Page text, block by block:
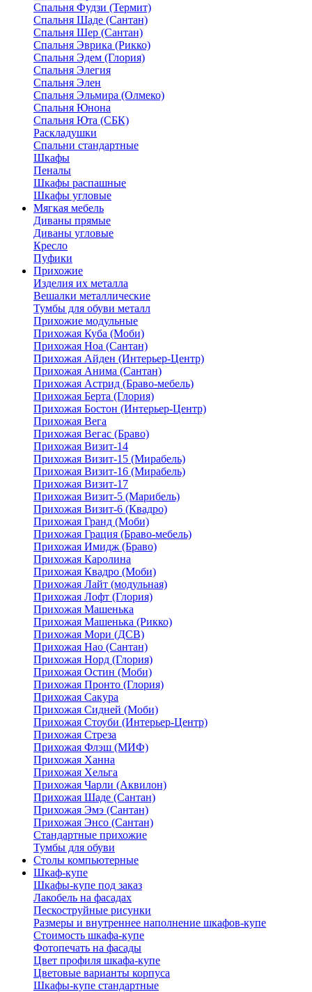
Спальня Фудзи (Термит)
Спальня Шаде (Сантан)
Спальня Шер (Сантан)
Спальня Эврика (Рикко)
Спальня Эдем (Глория)
Спальня Элегия
Спальня Элен
Спальня Эльмира (Олмеко)
Спальня Юнона
Спальня Юта (СБК)
Раскладушки
Спальни стандартные
Шкафы
Пеналы
Шкафы распашные
Шкафы угловые
Мягкая мебель
Диваны прямые
Диваны угловые
Кресло
Пуфики
Прихожие
Изделия их металла
Вешалки металлические
Тумбы для обуви металл
Прихожие модульные
Прихожая Куба (Моби)
Прихожая Ноа (Сантан)
Прихожая Айден (Интерьер-Центр)
Прихожая Анима (Сантан)
Прихожая Астрид (Браво-мебель)
Прихожая Берта (Глория)
Прихожая Бостон (Интерьер-Центр)
Прихожая Вега
Прихожая Вегас (Браво)
Прихожая Визит-14
Прихожая Визит-15 (Мирабель)
Прихожая Визит-16 (Мирабель)
Прихожая Визит-17
Прихожая Визит-5 (Марибель)
Прихожая Визит-6 (Квадро)
Прихожая Гранд (Моби)
Прихожая Грация (Браво-мебель)
Прихожая Имидж (Браво)
Прихожая Каролина
Прихожая Квадро (Моби)
Прихожая Лайт (модульная)
Прихожая Лофт (Глория)
Прихожая Машенька
Прихожая Машенька (Рикко)
Прихожая Мори (ДСВ)
Прихожая Нао (Сантан)
Прихожая Норд (Глория)
Прихожая Остин (Моби)
Прихожая Пронто (Глория)
Прихожая Сакура
Прихожая Сидней (Моби)
Прихожая Стоуби (Интерьер-Центр)
Прихожая Стреза
Прихожая Флэш (МИФ)
Прихожая Ханна
Прихожая Хельга
Прихожая Чарли (Аквилон)
Прихожая Шаде (Сантан)
Прихожая Эмэ (Сантан)
Прихожая Энсо (Сантан)
Стандартные прихожие
Тумбы для обуви
Столы компьютерные
Шкаф-купе
Шкафы-купе под заказ
Лакобель на фасадах
Пескоструйные рисунки
Размеры и внутреннее наполнение шкафов-купе
Стоимость шкафа-купе
Фотопечать на фасады
Цвет профиля шкафа-купе
Цветовые варианты корпуса
Шкафы-купе стандартные